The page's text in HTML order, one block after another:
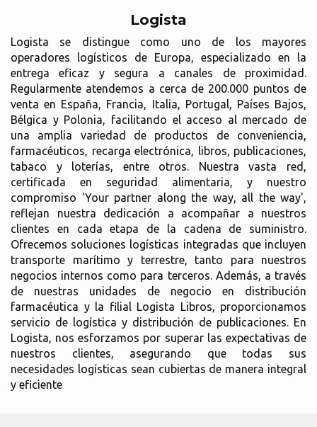
Logista
Logista se distingue como uno de los mayores
operadores logísticos de Europa, especializado en la
entrega eficaz y segura a canales de proximidad.
Regularmente atendemos a cerca de 200.000 puntos de
venta en España, Francia, Italia, Portugal, Países Bajos,
Bélgica y Polonia, facilitando el acceso al mercado de
una amplia variedad de productos de conveniencia,
farmacéuticos, recarga electrónica, libros, publicaciones,
tabaco y loterías, entre otros. Nuestra vasta red,
certificada en seguridad alimentaria, y nuestro
compromiso 'Your partner along the way, all the way',
reflejan nuestra dedicación a acompañar a nuestros
clientes en cada etapa de la cadena de suministro.
Ofrecemos soluciones logísticas integradas que incluyen
transporte marítimo y terrestre, tanto para nuestros
negocios internos como para terceros. Además, a través
de nuestras unidades de negocio en distribución
farmacéutica y la filial Logista Libros, proporcionamos
servicio de logística y distribución de publicaciones. En
Logista, nos esforzamos por superar las expectativas de
nuestros clientes, asegurando que todas sus
necesidades logísticas sean cubiertas de manera integral
y eficiente